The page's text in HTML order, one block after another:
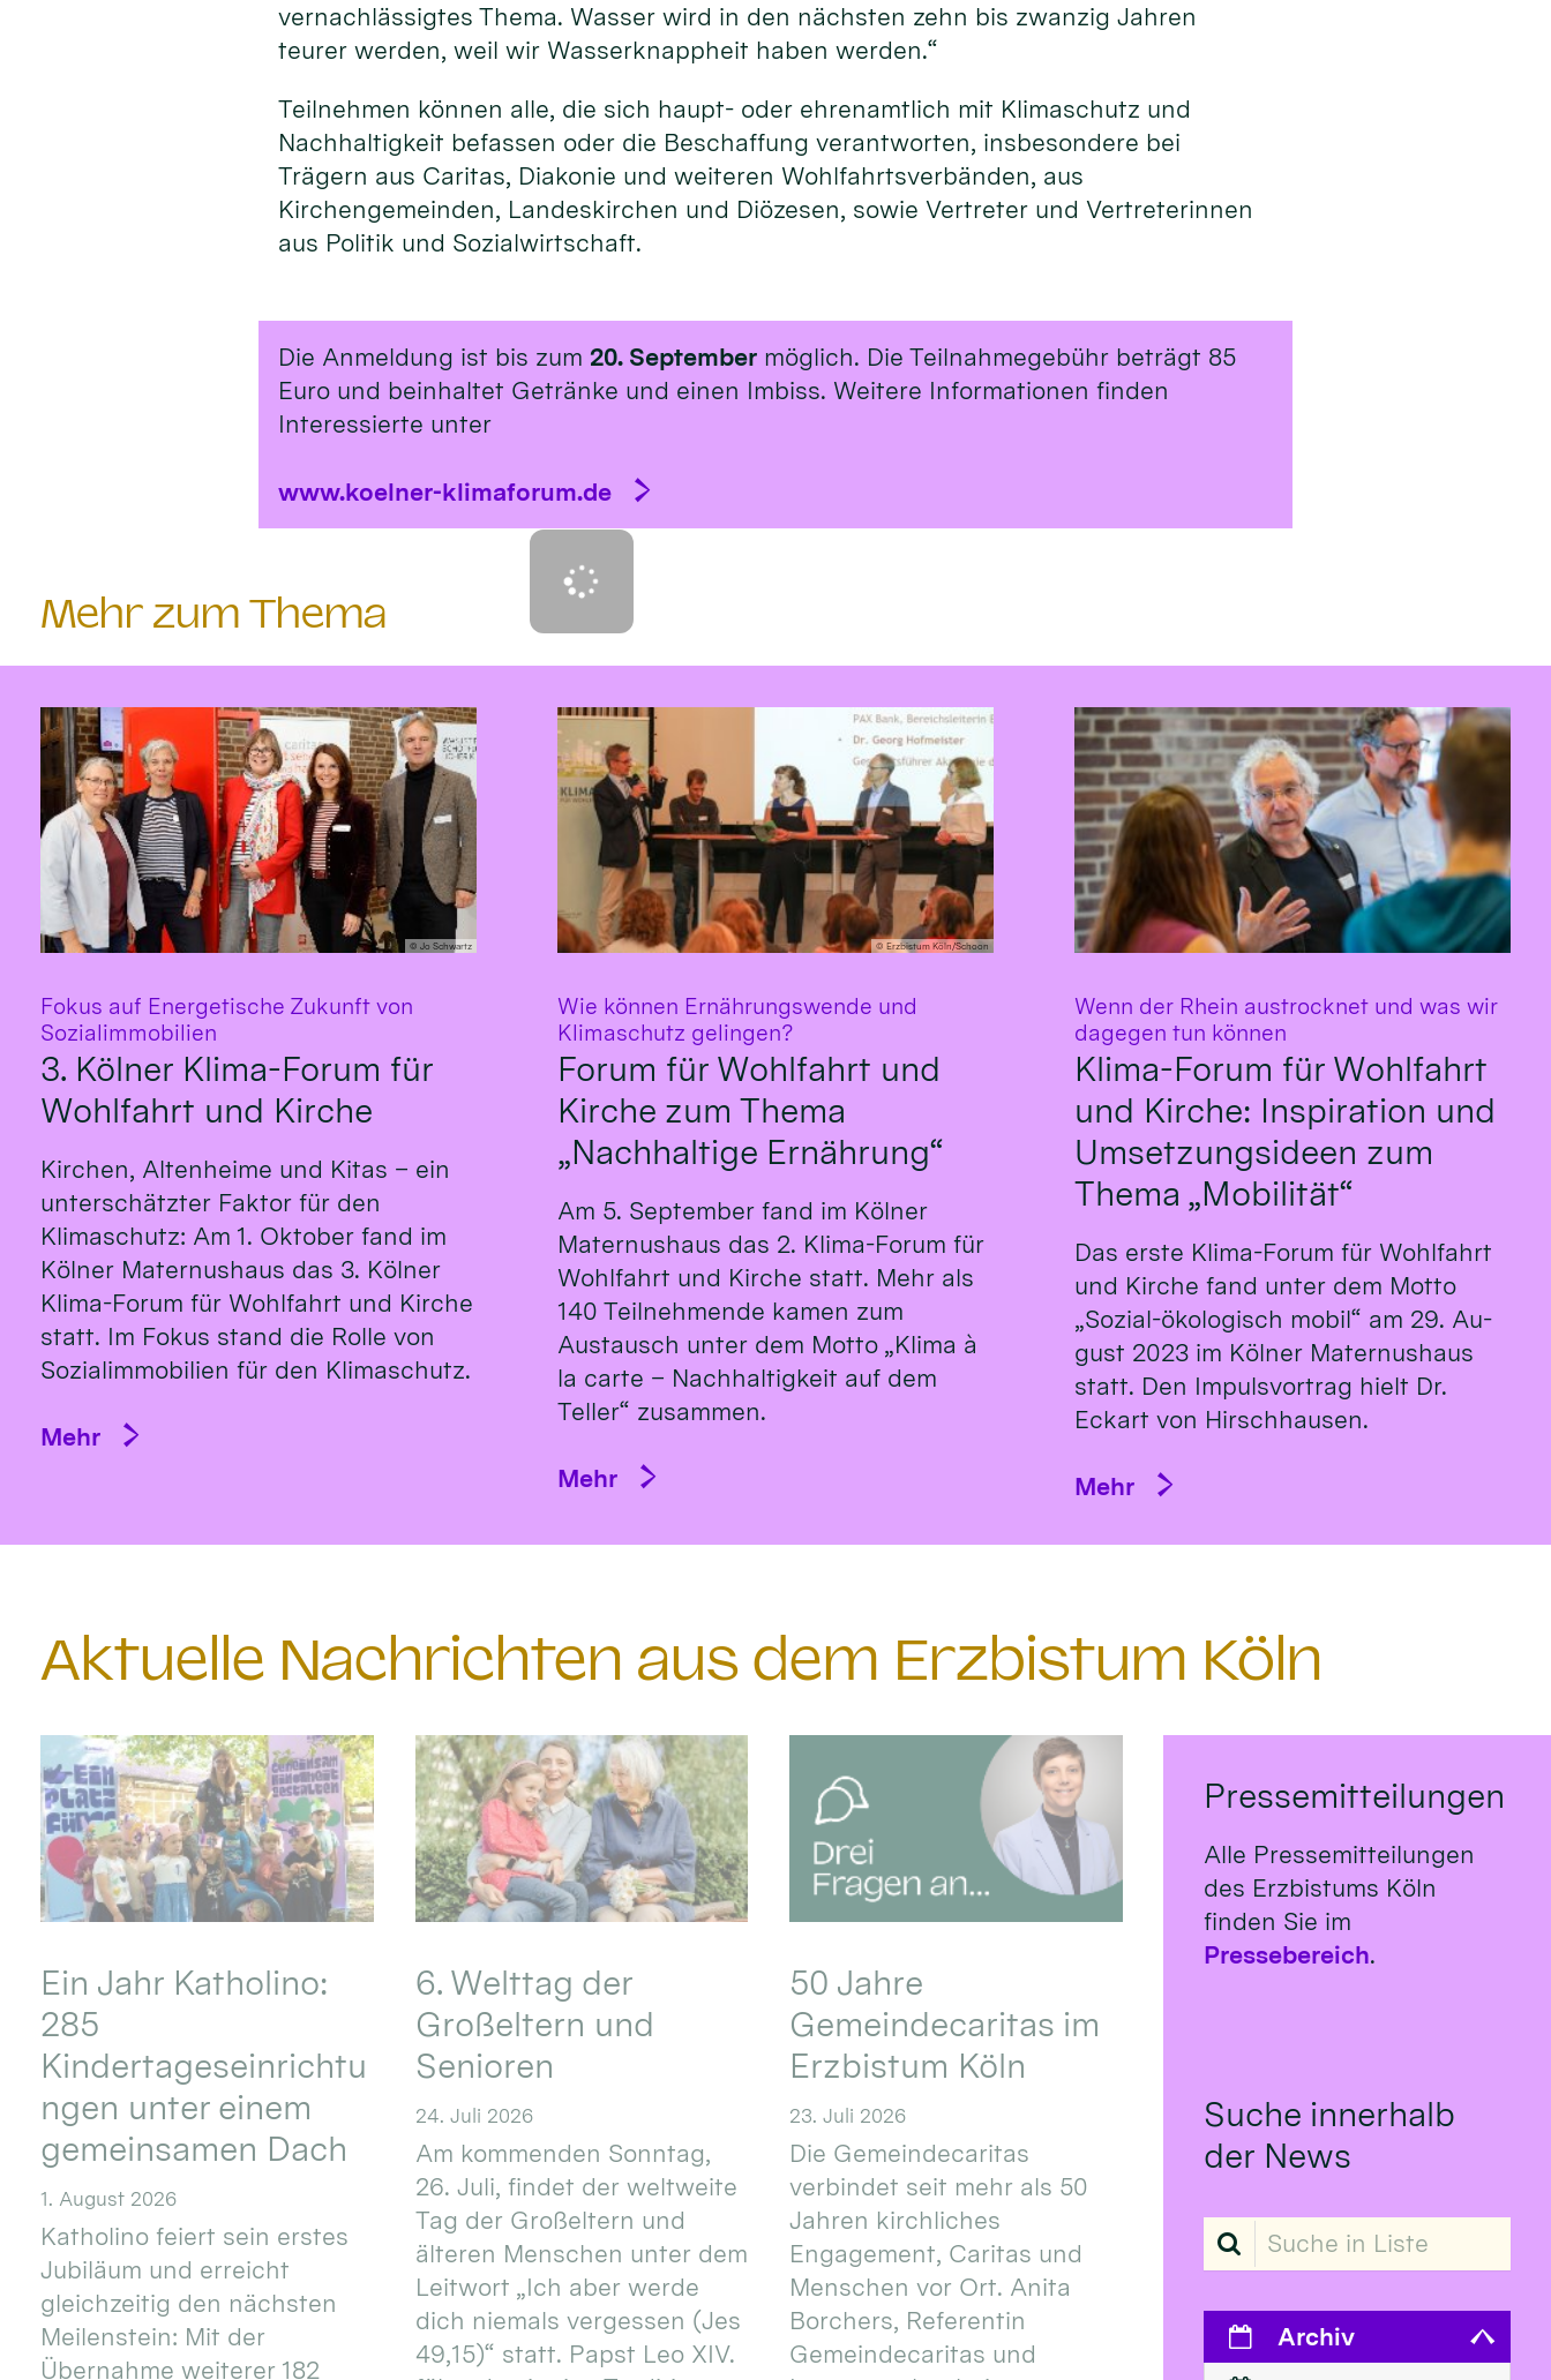
vernachlässigtes Thema. Wasser wird in den nächsten zehn bis zwanzig Jahren
teurer werden, weil wir Wasserknappheit haben werden.“
Teilnehmen können alle, die sich haupt- oder ehrenamtlich mit Klimaschutz und
Nachhaltigkeit befassen oder die Beschaffung verantworten, insbesondere bei
Trägern aus Caritas, Diakonie und weiteren Wohlfahrtsverbänden, aus
Kirchengemeinden, Landeskirchen und Diözesen, sowie Vertreter und Vertreterinnen
aus Politik und Sozialwirtschaft.
Die Anmeldung ist bis zum 20. September möglich. Die Teilnahmegebühr beträgt 85
Euro und beinhaltet Getränke und einen Imbiss. Weitere Informationen finden
Interessierte unter
www.koelner-klimaforum.de
Mehr zum Thema
© Jo Schwartz
Fokus auf Energetische Zukunft von
Sozialimmobilien
3. Kölner Klima-Forum für
Wohlfahrt und Kirche
Kirchen, Altenheime und Kitas – ein
unterschätzter Faktor für den
Klimaschutz: Am 1. Oktober fand im
Kölner Maternushaus das 3. Kölner
Klima-Forum für Wohlfahrt und Kirche
statt. Im Fokus stand die Rolle von
Sozialimmobilien für den Klimaschutz.
Mehr
© Erzbistum Köln/Schoon
Wie können Ernährungswende und
Klimaschutz gelingen?
Forum für Wohlfahrt und
Kirche zum Thema
„Nachhaltige Ernährung“
Am 5. September fand im Kölner
Maternushaus das 2. Klima-Forum für
Wohlfahrt und Kirche statt. Mehr als
140 Teilnehmende kamen zum
Austausch unter dem Motto „Klima à
la carte – Nachhaltigkeit auf dem
Teller“ zusammen.
Mehr
Wenn der Rhein austrocknet und was wir
dagegen tun können
Klima-Forum für Wohlfahrt
und Kirche: Inspiration und
Umsetzungsideen zum
Thema „Mobilität“
Das erste Klima-Fo­rum für Wohl­fahrt
und Kirche fand un­ter dem Mot­to
„So­zial-öko­logisch mo­bil“ am 29. Au­
gust 2023 im Köl­ner Ma­ternus­haus
statt. Den Impulsvortrag hielt Dr.
Eckart von Hirsch­hausen.
Mehr
Aktuelle Nachrichten aus dem Erzbistum Köln
Ein Jahr Katholino:
285
Kindertageseinrichtu
ngen unter einem
gemeinsamen Dach
1. August 2026
Katholino feiert sein erstes
Jubiläum und erreicht
gleichzeitig den nächsten
Meilenstein: Mit der
Übernahme weiterer 182
6. Welttag der
Großeltern und
Senioren
24. Juli 2026
Am kommenden Sonntag,
26. Juli, findet der weltweite
Tag der Großeltern und
älteren Menschen unter dem
Leitwort „Ich aber werde
dich niemals vergessen (Jes
49,15)“ statt. Papst Leo XIV.
50 Jahre
Gemeindecaritas im
Erzbistum Köln
23. Juli 2026
Die Gemeindecaritas
verbindet seit mehr als 50
Jahren kirchliches
Engagement, Caritas und
Menschen vor Ort. Anita
Borchers, Referentin
Gemeindecaritas und
Pressemitteilungen
Alle Pressemitteilungen
des Erzbistums Köln
finden Sie im
Pressebereich.
Suche innerhalb
der News
Suche in Liste
Archiv